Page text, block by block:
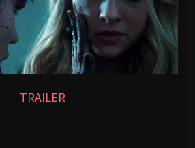
TRAILER